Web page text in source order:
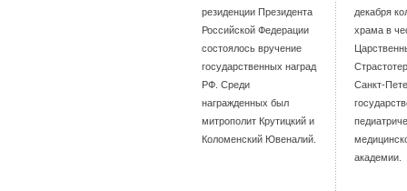
резиденции Президента
Российской Федерации
состоялось вручение
государственных наград
РФ. Среди
награжденных был
митрополит Крутицкий и
Коломенский Ювеналий.
декабря
храма в
Санкт-
академии.